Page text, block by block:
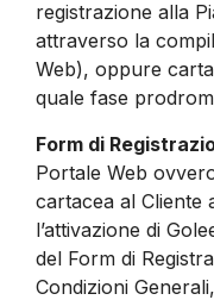
registrazione alla
attraverso la
Web), oppure
quale fase
Form di
Portale Web
cartacea al Cliente
l’attivazione di
del Form di
Condizioni